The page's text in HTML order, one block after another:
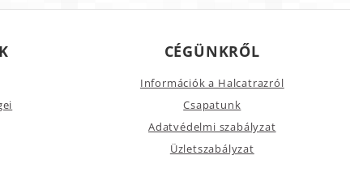
CÉGÜNKRŐL
Információk a Halcatrazról
Csapatunk
Adatvédelmi szabályzat
Üzletszabályzat